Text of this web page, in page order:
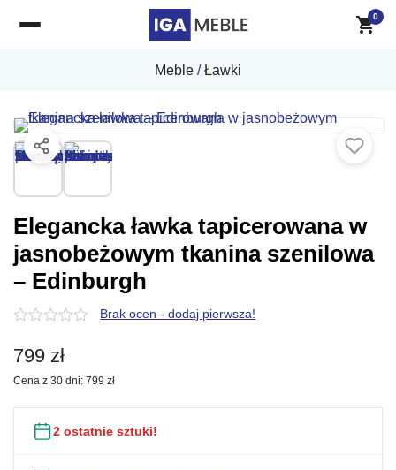
Meble /Ławki
Elegancka ławka tapicerowana w
jasnobeżowym tkanina szenilowa
– Edinburgh
z
5
Brak ocen - dodaj pierwsza!
799 zł
Cena z 30 dni: 799 zł
2 ostatnie sztuki!
0